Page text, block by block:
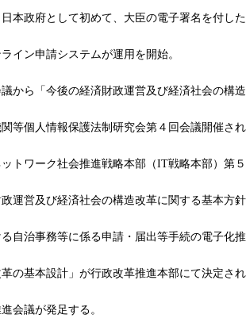
本政府として初めて、大臣の電子署名を付し
イン申請システムが運用を開始。
から「今後の経済財政運営及び経済社会の構
等個人情報保護法制研究会第４回会議開催され
トワーク社会推進戦略本部（IT戦略本部）第５
運営及び経済社会の構造改革に関する基本方針
自治事務等に係る申請・届出等手続の電子化
の基本設計」が行政改革推進本部にて決定され
会議が発足する。